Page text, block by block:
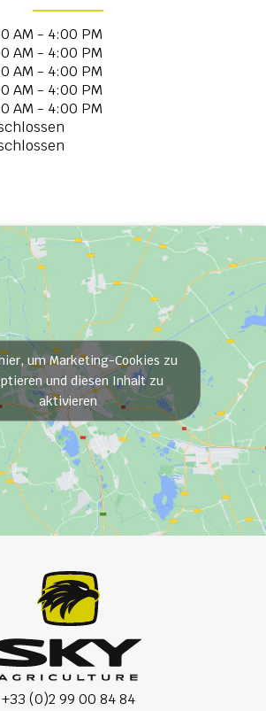
AM - 4:00 PM
AM - 4:00 PM
AM - 4:00 PM
AM - 4:00 PM
AM - 4:00 PM
um Marketing-Cookies zu
und diesen Inhalt zu
aktivieren
+33 (0)2 99 00 84 84